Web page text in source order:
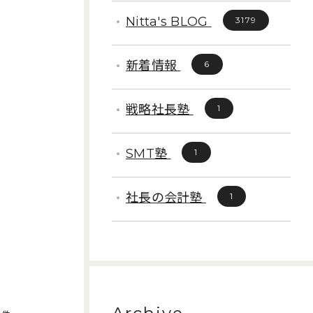
Nitta's BLOG 3179
新着情報 6
戦略社長塾 1
SMT塾 1
社長の会計塾 1